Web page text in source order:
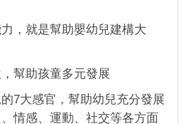
，就是幫助嬰幼兒建構大
幫助孩童多元發展
7大感官，幫助幼兒充分發展
情感、運動、社交等各方面